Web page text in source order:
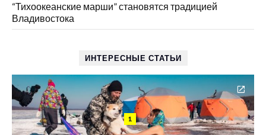
“Тихоокеанские марши” становятся традицией
Владивостока
ИНТЕРЕСНЫЕ СТАТЬИ
1